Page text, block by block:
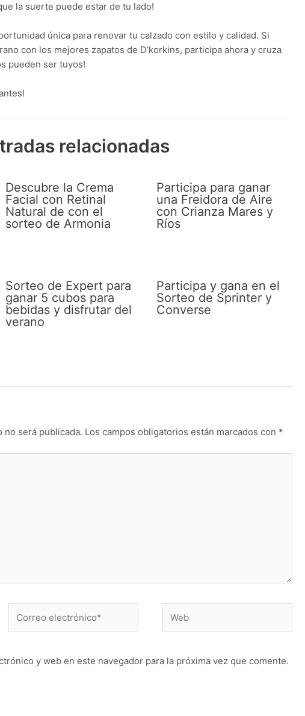
la suerte puede estar de tu lado!
única para renovar tu calzado con estilo y calidad. Si
con los mejores zapatos de D’korkins, participa ahora y cruza
pueden ser tuyos!
relacionadas
Descubre la Crema
Facial con Retinal
Natural de con el
sorteo de Armonia
Participa para ganar
una Freidora de Aire
con Crianza Mares y
Ríos
Sorteo de Expert para
ganar 5 cubos para
bebidas y disfrutar del
verano
Participa y gana en el
Sorteo de Sprinter y
Converse
será publicada. Los campos obligatorios están marcados con *
electrónico*
y web en este navegador para la próxima vez que comente.